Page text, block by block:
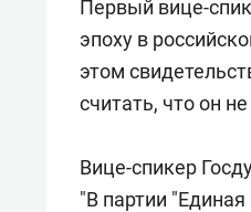
Первый вице-
эпоху в
этом
считать, что он
Вице-спикер
"В партии